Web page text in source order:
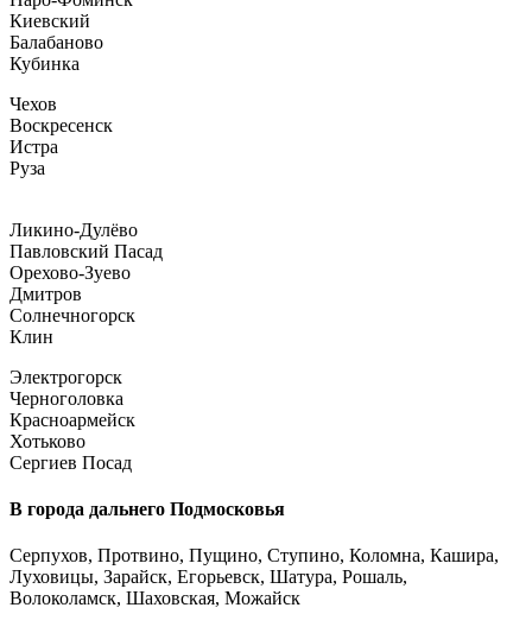
Киевский
Балабаново
Кубинка
Чехов
Воскресенск
Истра
Руза
Ликино-Дулёво
Павловский Пасад
Орехово-Зуево
Дмитров
Солнечногорск
Клин
Электрогорск
Черноголовка
Красноармейск
Хотьково
Сергиев Посад
В города дальнего Подмосковья
Серпухов, Протвино, Пущино, Ступино, Коломна, Кашира,
Луховицы, Зарайск, Егорьевск, Шатура, Рошаль,
Волоколамск, Шаховская, Можайск